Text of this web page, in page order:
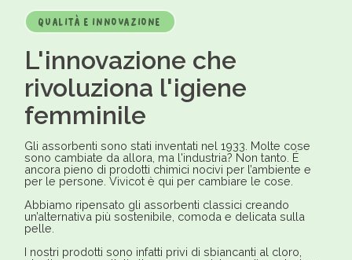
QUALITÀ E INNOVAZIONE
L'innovazione che
rivoluziona l'igiene
femminile
Gli assorbenti sono stati inventati nel 1933. Molte cose
sono cambiate da allora, ma l'industria? Non tanto. É
ancora pieno di prodotti chimici nocivi per l’ambiente e
per le persone. Vivicot è qui per cambiare le cose.
Abbiamo ripensato gli assorbenti classici creando
un’alternativa più sostenibile, comoda e delicata sulla
pelle.
I nostri prodotti sono infatti privi di sbiancanti al cloro,